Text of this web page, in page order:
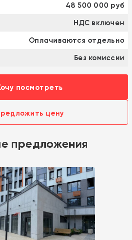
48 500 000 руб
НДС включен
Оплачиваются отдельно
Без комиссии
посмотреть
цену
предложения